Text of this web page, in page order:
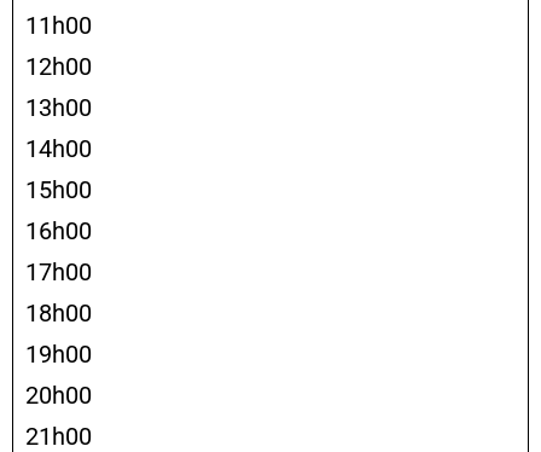
11h00
12h00
13h00
14h00
15h00
16h00
17h00
18h00
19h00
20h00
21h00